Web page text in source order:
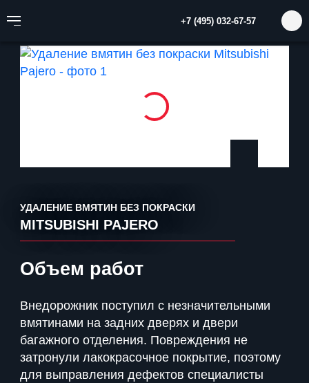
+7 (495) 032-67-57
Главная
Выпрямление вмятин
Удаление вмятин без покраски Mitsubishi Pajero
УДАЛЕНИЕ ВМЯТИН БЕЗ ПОКРАСКИ
MITSUBISHI PAJERO
Объем работ
Внедорожник поступил с незначительными
вмятинами на задних дверях и двери
багажного отделения. Повреждения не
затронули лакокрасочное покрытие, поэтому
для выправления дефектов специалисты